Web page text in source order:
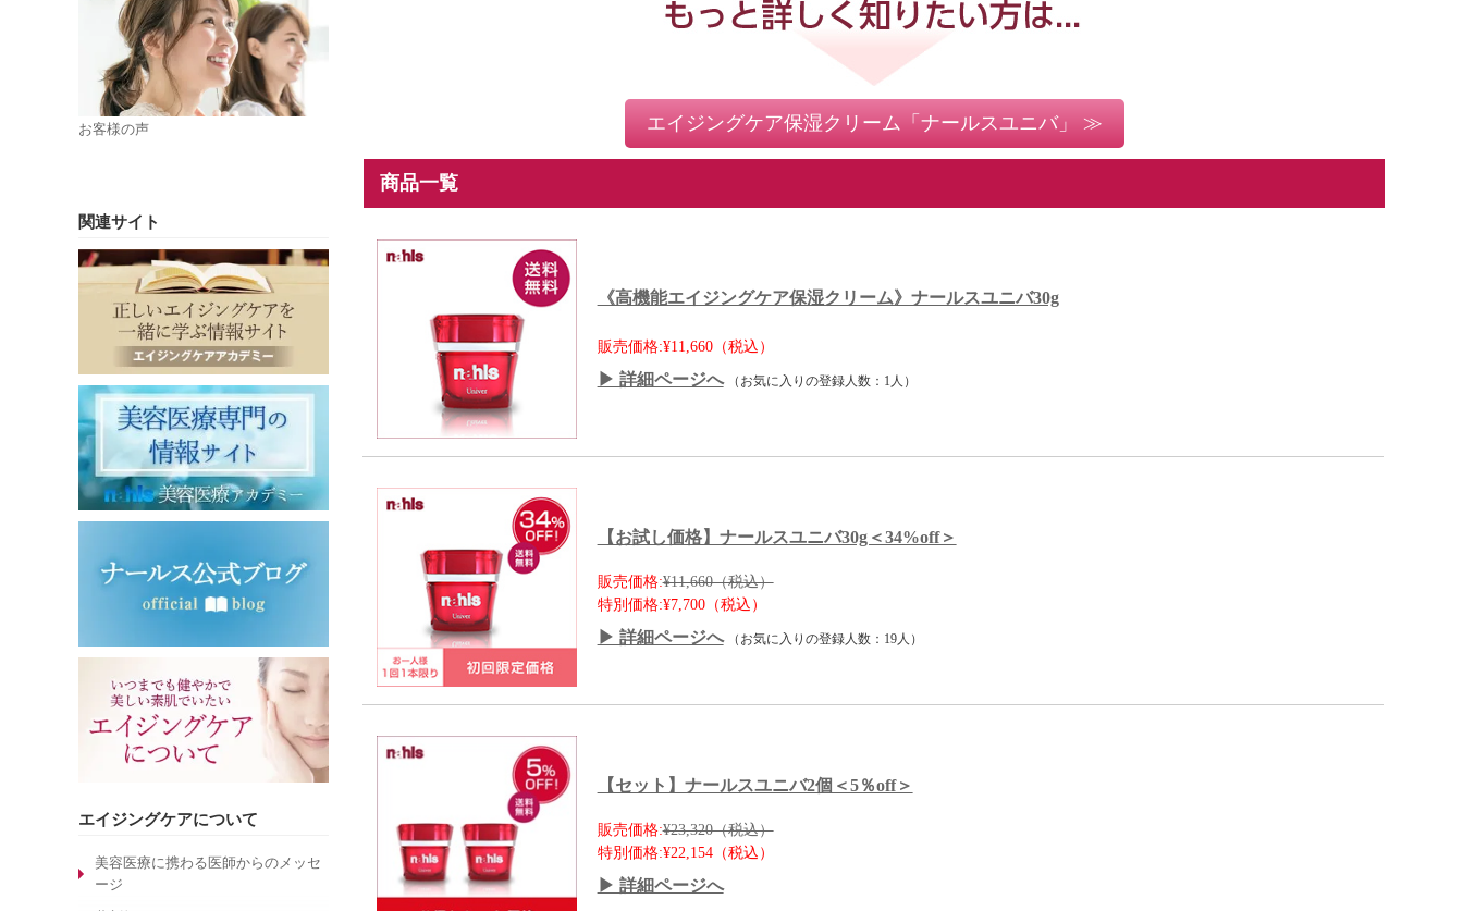
お客様の声
関連サイト
エイジングケアについて
美容医療に携わる医師からのメッセ
ージ
エイジングケア保湿クリーム「ナールスユニバ」 ≫
商品一覧
《高機能エイジングケア保湿クリーム》ナールスユニバ30g
販売価格:¥11,660（税込）
▶ 詳細ページへ （お気に入りの登録人数：1人）
【お試し価格】ナールスユニバ30g＜34%off＞
販売価格:¥11,660（税込）
特別価格:¥7,700（税込）
▶ 詳細ページへ （お気に入りの登録人数：19人）
【セット】ナールスユニバ2個＜5％off＞
販売価格:¥23,320（税込）
特別価格:¥22,154（税込）
▶ 詳細ページへ